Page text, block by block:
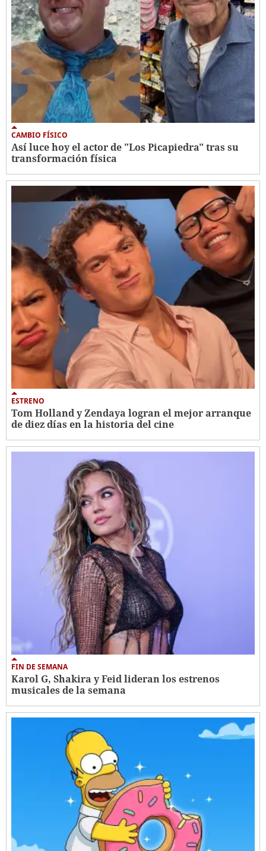
CAMBIO FÍSICO
Así luce hoy el actor de "Los Picapiedra" tras su
transformación física
ESTRENO
Tom Holland y Zendaya logran el mejor arranque
de diez días en la historia del cine
FIN DE SEMANA
Karol G, Shakira y Feid lideran los estrenos
musicales de la semana